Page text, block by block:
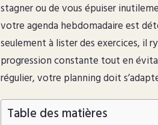
stagner ou de vous épuiser
votre agenda hebdomadaire est
seulement à lister des exercices, il
progression constante tout en
régulier, votre planning doit
Table des matières